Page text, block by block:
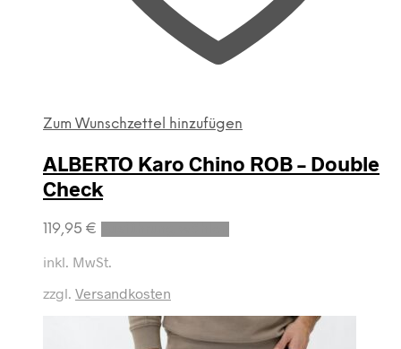
Zum Wunschzettel hinzufügen
ALBERTO Karo Chino ROB – Double
Check
119,95 €
Dieses
Optionen
inkl. MwSt.
zzgl. Versandkosten